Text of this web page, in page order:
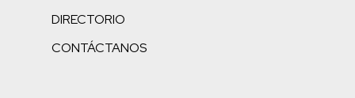
DIRECTORIO
CONTÁCTANOS